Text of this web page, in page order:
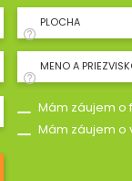
PLOCHA
MENO A
Mám záujem o
Mám záujem o